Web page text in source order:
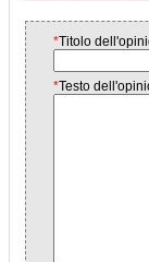
*Titolo
*Testo